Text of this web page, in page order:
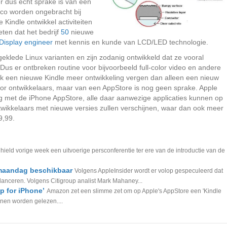
worden ongebracht bij
Kindle ontwikkel activiteiten
dat het bedrijf 50 nieuwe
engineer met kennis en kunde van LCD/LED technologie.
Linux varianten en zijn zodanig ontwikkeld dat ze vooral
er ontbreken routine voor bijvoorbeeld full-color video en andere
een nieuwe Kindle meer ontwikkeling vergen dan alleen een nieuw
ontwikkelaars, maar van een AppStore is nog geen sprake. Apple
de iPhone AppStore, alle daar aanwezige applicaties kunnen op
met nieuwe versies zullen verschijnen, waar dan ook meer
vorige week een uitvoerige persconferentie ter ere van de introductie van de
beschikbaar Volgens AppleInsider wordt er volop gespeculeerd dat
Volgens Citigroup analist Mark Mahaney...
for iPhone’ Amazon zet een slimme zet om op Apple's AppStore een 'Kindle
worden gelezen....